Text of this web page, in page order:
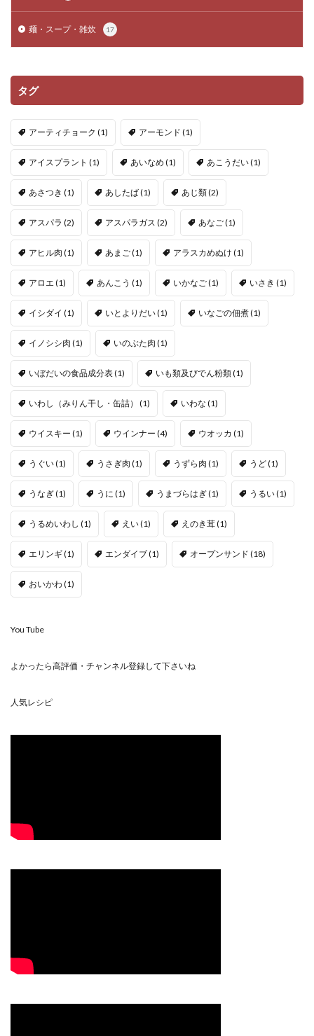
麺・スープ・雑炊 17
タグ
アーティチョーク (1) アーモンド (1)
アイスプラント (1) あいなめ (1) あこうだい(1)
あさつき (1) あしたば(1) あじ類(2)
アスパラ (2) アスパラガス (2) あなご(1)
アヒル肉 (1) あまご(1) アラスカめぬけ (1)
アロエ (1) あんこう (1) いかなご(1) いさき (1)
イシダイ (1) いとよりだい(1) いなごの佃煮(1)
イノシシ肉 (1) いのぶた肉 (1)
いぼだいの食品成分表(1) いも類及びでん粉類(1)
いわし（みりん干し・缶詰） (1) いわな (1)
ウイスキー (1) ウインナー (4) ウオッカ (1)
うぐい(1) うさぎ肉 (1) うずら肉 (1) うど(1)
うなぎ(1) うに (1) うまづらはぎ(1) うるい(1)
うるめいわし (1) えい(1) えのき茸(1)
エリンギ(1) エンダイブ(1) オープンサンド (18)
おいかわ(1)
You Tube
よかったら高評価・チャンネル登録して下さいね
人気レシピ